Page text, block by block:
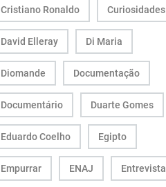
Cristiano Ronaldo Curiosidades
David Elleray Di Maria
Diomande Documentação
Documentário Duarte Gomes
Eduardo Coelho Egipto
Empurrar ENAJ Entrevista